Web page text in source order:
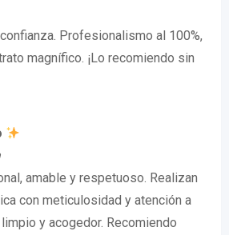
Profesionalismo al 100%,
magnífico. ¡Lo recomiendo sin
amable y respetuoso. Realizan
con meticulosidad y atención a
y acogedor. Recomiendo